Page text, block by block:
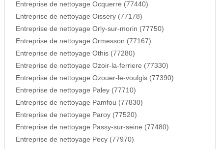
Entreprise de nettoyage Ocquerre (77440)
Entreprise de nettoyage Oissery (77178)
Entreprise de nettoyage Orly-sur-morin (77750)
Entreprise de nettoyage Ormesson (77167)
Entreprise de nettoyage Othis (77280)
Entreprise de nettoyage Ozoir-la-ferriere (77330)
Entreprise de nettoyage Ozouer-le-voulgis (77390)
Entreprise de nettoyage Paley (77710)
Entreprise de nettoyage Pamfou (77830)
Entreprise de nettoyage Paroy (77520)
Entreprise de nettoyage Passy-sur-seine (77480)
Entreprise de nettoyage Pecy (77970)